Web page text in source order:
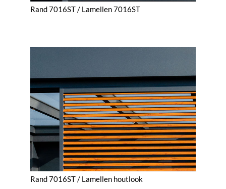
Rand 7016ST / Lamellen 7016ST
Rand 7016ST / Lamellen houtlook